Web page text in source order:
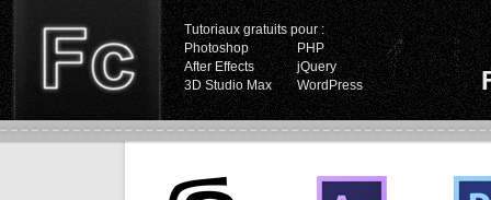
Tutoriaux gratuits pour :
Photoshop
PHP
After Effects
jQuery
3D Studio Max
WordPress